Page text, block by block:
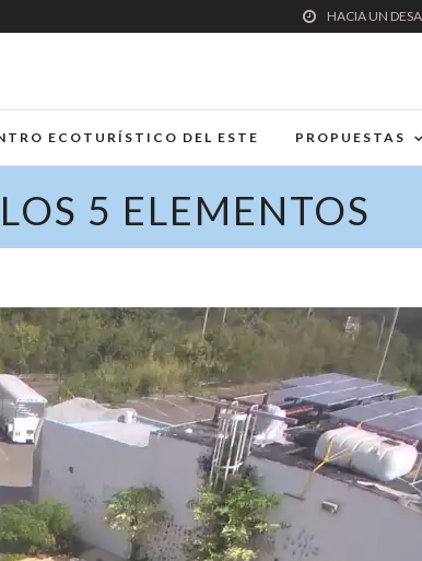
HACIA UN
ECOTURÍSTICO DEL ESTE PROPUESTAS
5 ELEMENTOS